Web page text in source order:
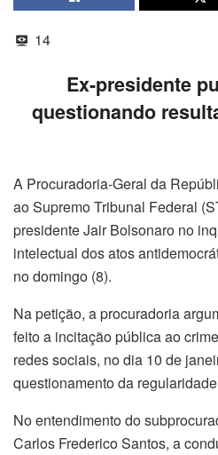
14
Ex-presidente
questionando
A Procuradoria-Geral da
ao Supremo Tribunal Federal
presidente Jair Bolsonaro no
intelectual dos atos
no domingo (8).
Na petição, a procuradoria
feito a incitação pública ao
redes sociais, no dia 10 de
questionamento da
No entendimento do
Carlos Frederico Santos, a